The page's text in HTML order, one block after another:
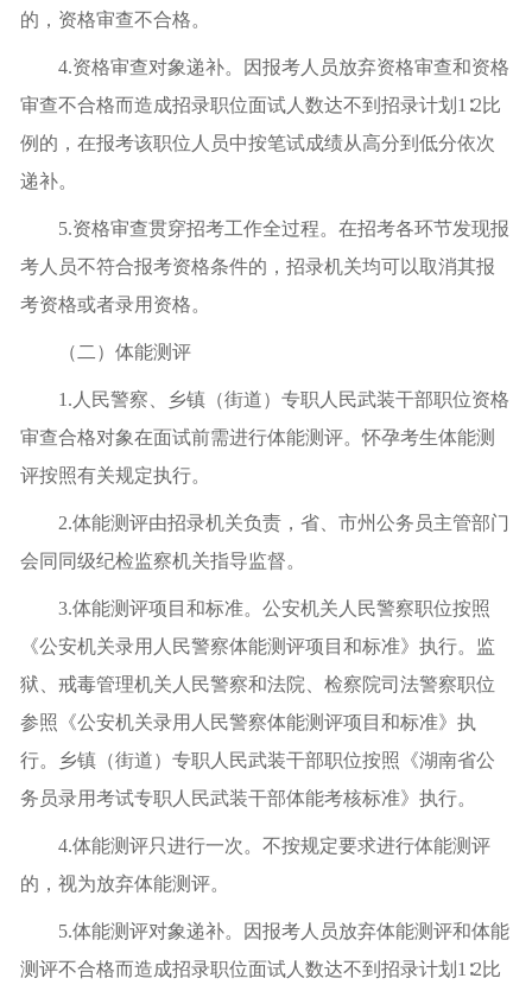
的，资格审查不合格。
4.资格审查对象递补。因报考人员放弃资格审查和资格
审查不合格而造成招录职位面试人数达不到招录计划1∶2比
例的，在报考该职位人员中按笔试成绩从高分到低分依次
递补。
5.资格审查贯穿招考工作全过程。在招考各环节发现报
考人员不符合报考资格条件的，招录机关均可以取消其报
考资格或者录用资格。
（二）体能测评
1.人民警察、乡镇（街道）专职人民武装干部职位资格
审查合格对象在面试前需进行体能测评。怀孕考生体能测
评按照有关规定执行。
2.体能测评由招录机关负责，省、市州公务员主管部门
会同同级纪检监察机关指导监督。
3.体能测评项目和标准。公安机关人民警察职位按照
《公安机关录用人民警察体能测评项目和标准》执行。监
狱、戒毒管理机关人民警察和法院、检察院司法警察职位
参照《公安机关录用人民警察体能测评项目和标准》执
行。乡镇（街道）专职人民武装干部职位按照《湖南省公
务员录用考试专职人民武装干部体能考核标准》执行。
4.体能测评只进行一次。不按规定要求进行体能测评
的，视为放弃体能测评。
5.体能测评对象递补。因报考人员放弃体能测评和体能
测评不合格而造成招录职位面试人数达不到招录计划1∶2比